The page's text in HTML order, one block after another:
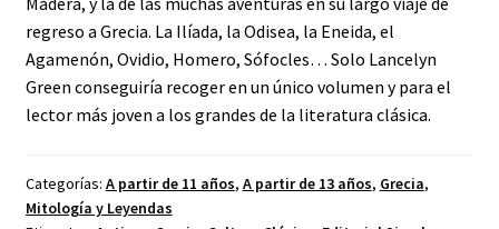
regreso a Grecia. La Ilíada, la Odisea, la Eneida, el
Agamenón, Ovidio, Homero, Sófocles… Solo Lancelyn
Green conseguiría recoger en un único volumen y para el
lector más joven a los grandes de la literatura clásica.
Categorías: A partir de 11 años, A partir de 13 años, Grecia,
Mitología y Leyendas